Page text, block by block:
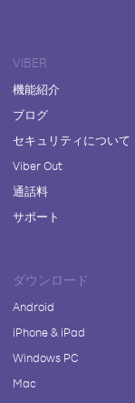
VIBER
機能紹介
ブログ
セキュリティについて
Viber Out
通話料
サポート
ダウンロード
Android
iPhone & iPad
Windows PC
Mac